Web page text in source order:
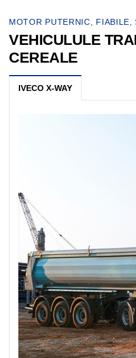
MOTOR PUTERNIC, FIABILE,
VEHICULULE
CEREALE
IVECO X-WAY